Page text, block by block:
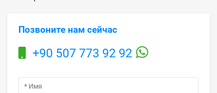
Позвоните нам сейчас
+90 507 773 92 92